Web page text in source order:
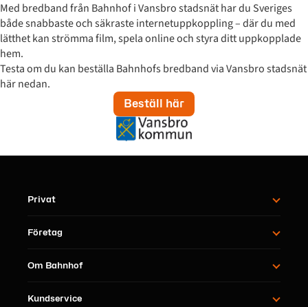
Med bredband från Bahnhof i Vansbro stadsnät har du Sveriges
både snabbaste och säkraste internetuppkoppling – där du med
lätthet kan strömma film, spela online och styra ditt uppkopplade
hem.
Testa om du kan beställa Bahnhofs bredband via Vansbro stadsnät
här nedan.
Beställ här
Privat
Företag
Om Bahnhof
Kundservice